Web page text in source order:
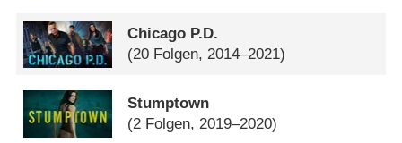
Chicago P.D.
(20 Folgen, 2014–2021)
Stumptown
(2 Folgen, 2019–2020)